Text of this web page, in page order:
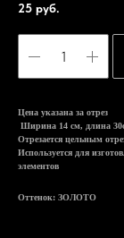
25 руб.
Цена указана за отрез
Ширина 14 см, длина
Отрезается цельным
Используется для
элементов
Оттенок: ЗОЛОТО